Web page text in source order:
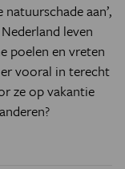
aan’,
leven
poelen en vreten
vooral in terecht
ze op vakantie